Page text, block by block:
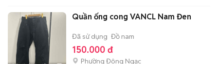
Quần ống cong VANCL Nam Đen
Đã sử dụng Đồ nam
150.000 đ
Phường Đông Ngạc